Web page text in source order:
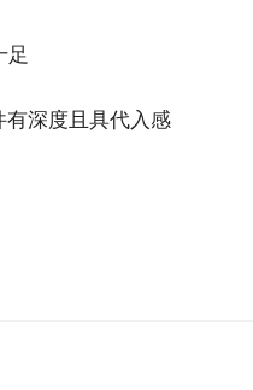
足
深度且具代入感